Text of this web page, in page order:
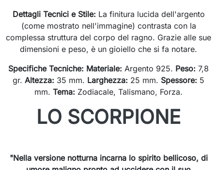
Dettagli Tecnici e Stile: La finitura lucida dell'argento
(come mostrato nell'immagine) contrasta con la
complessa struttura del corpo del ragno. Grazie alle sue
dimensioni e peso, è un gioiello che si fa notare.
Specifiche Tecniche: Materiale: Argento 925. Peso: 7,8
gr. Altezza: 35 mm. Larghezza: 25 mm. Spessore: 5
mm. Tema: Zodiacale, Talismano, Forza.
LO SCORPIONE
"Nella versione notturna incarna lo spirito bellicoso, di